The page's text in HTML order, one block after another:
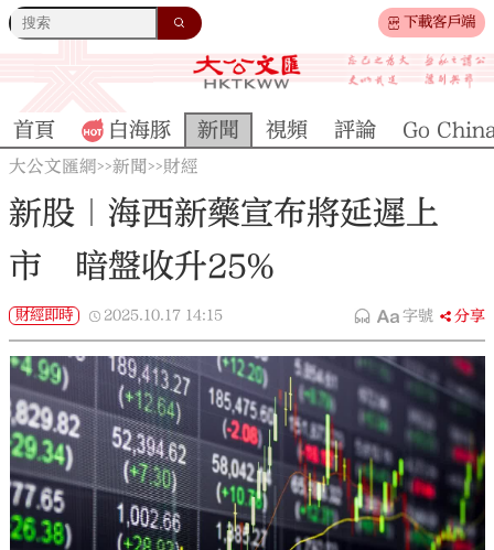
下載客戶端
首頁 白海豚 新聞 視頻 評論 Go
大公文匯網>>新聞>>財經
新股｜海西新藥宣布將延遲上
市 暗盤收升25%
財經即時 2025.10.17 14:15 字號 分享